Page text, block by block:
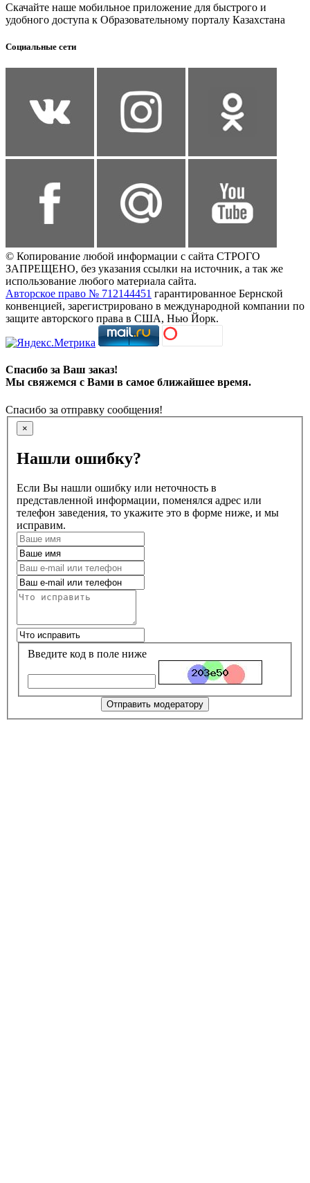
Скачайте наше мобильное приложение для быстрого и
удобного доступа к Образовательному порталу Казахстана
Социальные сети
© Копирование любой информации с сайта СТРОГО
ЗАПРЕЩЕНО, без указания ссылки на источник, а так же
использование любого материала сайта.
Авторское право № 712144451 гарантированное Бернской
конвенцией, зарегистрировано в международной компании по
защите авторского права в США, Нью Йорк.
Спасибо за Ваш заказ!
Мы свяжемся с Вами в самое ближайшее время.
Спасибо за отправку сообщения!
×
Нашли ошибку?
Если Вы нашли ошибку или неточность в
представленной информации, поменялся адрес или
телефон заведения, то укажите это в форме ниже, и мы
исправим.
Введите код в поле ниже
Отправить модератору